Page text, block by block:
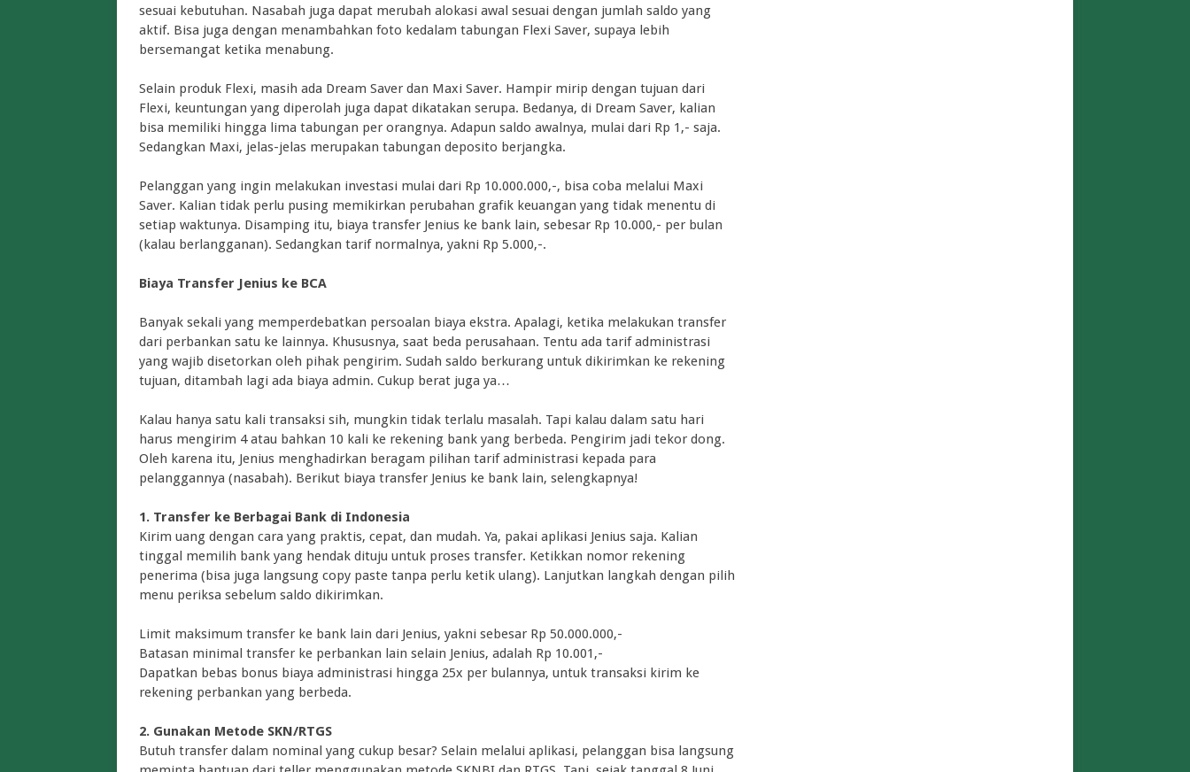
sesuai kebutuhan. Nasabah juga dapat merubah alokasi awal sesuai dengan jumlah saldo yang
aktif. Bisa juga dengan menambahkan foto kedalam tabungan Flexi Saver, supaya lebih
bersemangat ketika menabung.
Selain produk Flexi, masih ada Dream Saver dan Maxi Saver. Hampir mirip dengan tujuan dari
Flexi, keuntungan yang diperolah juga dapat dikatakan serupa. Bedanya, di Dream Saver, kalian
bisa memiliki hingga lima tabungan per orangnya. Adapun saldo awalnya, mulai dari Rp 1,- saja.
Sedangkan Maxi, jelas-jelas merupakan tabungan deposito berjangka.
Pelanggan yang ingin melakukan investasi mulai dari Rp 10.000.000,-, bisa coba melalui Maxi
Saver. Kalian tidak perlu pusing memikirkan perubahan grafik keuangan yang tidak menentu di
setiap waktunya. Disamping itu, biaya transfer Jenius ke bank lain, sebesar Rp 10.000,- per bulan
(kalau berlangganan). Sedangkan tarif normalnya, yakni Rp 5.000,-.
Biaya Transfer Jenius ke BCA
Banyak sekali yang memperdebatkan persoalan biaya ekstra. Apalagi, ketika melakukan transfer
dari perbankan satu ke lainnya. Khususnya, saat beda perusahaan. Tentu ada tarif administrasi
yang wajib disetorkan oleh pihak pengirim. Sudah saldo berkurang untuk dikirimkan ke rekening
tujuan, ditambah lagi ada biaya admin. Cukup berat juga ya…
Kalau hanya satu kali transaksi sih, mungkin tidak terlalu masalah. Tapi kalau dalam satu hari
harus mengirim 4 atau bahkan 10 kali ke rekening bank yang berbeda. Pengirim jadi tekor dong.
Oleh karena itu, Jenius menghadirkan beragam pilihan tarif administrasi kepada para
pelanggannya (nasabah). Berikut biaya transfer Jenius ke bank lain, selengkapnya!
1. Transfer ke Berbagai Bank di Indonesia
Kirim uang dengan cara yang praktis, cepat, dan mudah. Ya, pakai aplikasi Jenius saja. Kalian
tinggal memilih bank yang hendak dituju untuk proses transfer. Ketikkan nomor rekening
penerima (bisa juga langsung copy paste tanpa perlu ketik ulang). Lanjutkan langkah dengan pilih
menu periksa sebelum saldo dikirimkan.
Limit maksimum transfer ke bank lain dari Jenius, yakni sebesar Rp 50.000.000,-
Batasan minimal transfer ke perbankan lain selain Jenius, adalah Rp 10.001,-
Dapatkan bebas bonus biaya administrasi hingga 25x per bulannya, untuk transaksi kirim ke
rekening perbankan yang berbeda.
2. Gunakan Metode SKN/RTGS
Butuh transfer dalam nominal yang cukup besar? Selain melalui aplikasi, pelanggan bisa langsung